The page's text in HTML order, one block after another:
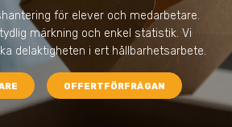
för elever och medarbetare.
märkning och enkel statistik. Vi
delaktigheten i ert hållbarhetsarbete.
OFFERTFÖRFRÅGAN